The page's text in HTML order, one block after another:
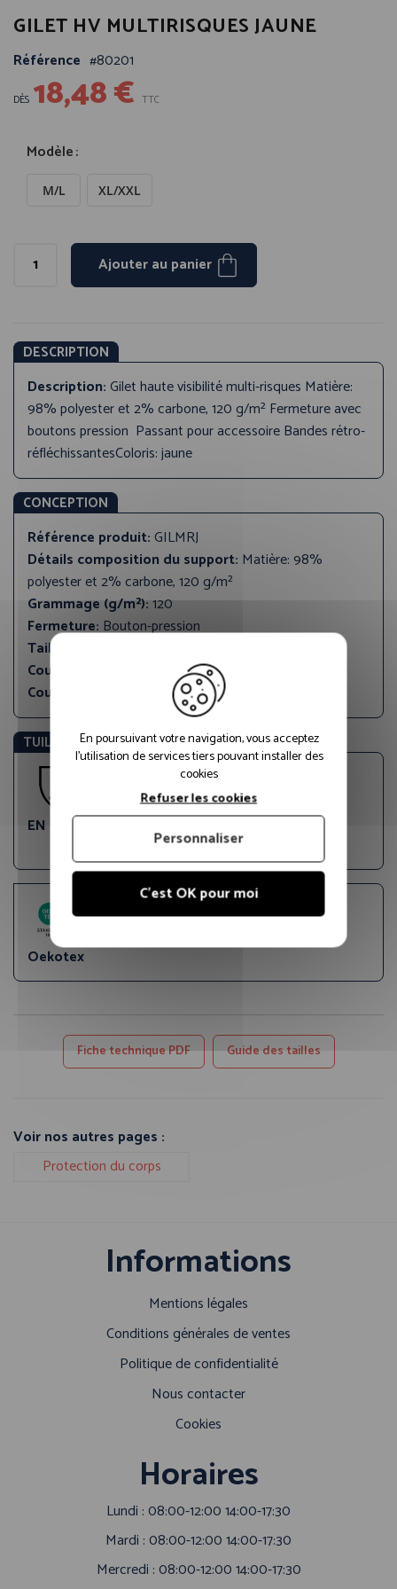
au
de
Galerie
GILET HV MULTIRISQUES JAUNE
Référence 80201
DÈS 18,48 € TTC
Modèle
M/L XL/XXL
Ajouter au panier
DESCRIPTION
Description:Gilet haute visibilité multi-risques Matière:
98% polyester et 2% carbone, 120 g/m² Fermeture avec
boutons pression Passant pour accessoire Bandes rétro-
réfléchissantesColoris: jaune
CONCEPTION
Référence produit:GILMRJ
Détails composition du support: Matière: 98%
polyester et 2% carbone, 120 g/m²
Grammage (g/m²):120
Fermeture:Bouton-pression
Tailles disponibles:
Couleur principale:
Jaune
Couleurs:
TUILE STANDARDS EU
EN 1149-5
Oekotex
Fiche technique PDF Guide des tailles
Voir nos autres pages :
Protection du corps
Informations
Mentions légales
Conditions générales de ventes
Politique de confidentialité
Nous contacter
Cookies
Horaires
Lundi : 08:00-12:00 14:00-17:30
Mardi : 08:00-12:00 14:00-17:30
Mercredi : 08:00-12:00 14:00-17:30
En poursuivant votre navigation, vous acceptez
l'utilisation de services tiers pouvant installer des
cookies
C'est OK pour moi
Refuser les cookies
Personnaliser